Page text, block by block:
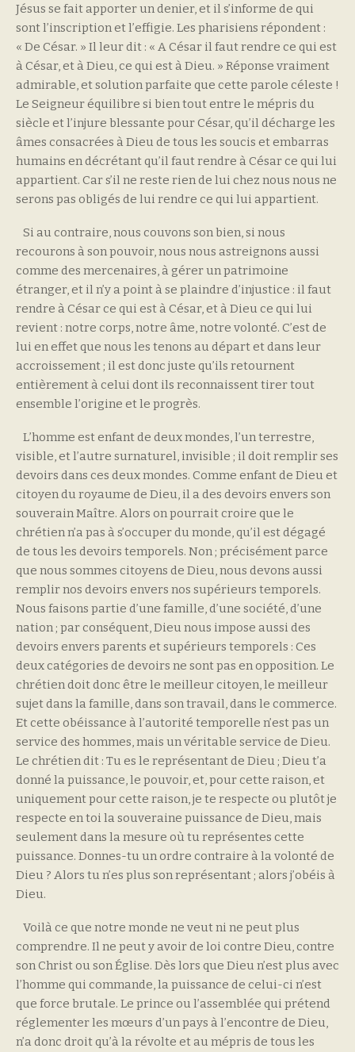
Jésus se fait apporter un denier, et il s’informe de qui
sont l’inscription et l’effigie. Les pharisiens répondent :
« De César. » Il leur dit : « A César il faut rendre ce qui est
à César, et à Dieu, ce qui est à Dieu. » Réponse vraiment
admirable, et solution parfaite que cette parole céleste !
Le Seigneur équilibre si bien tout entre le mépris du
siècle et l’injure blessante pour César, qu’il décharge les
âmes consacrées à Dieu de tous les soucis et embarras
humains en décrétant qu’il faut rendre à César ce qui lui
appartient. Car s’il ne reste rien de lui chez nous nous ne
serons pas obligés de lui rendre ce qui lui appartient.
Si au contraire, nous couvons son bien, si nous
recourons à son pouvoir, nous nous astreignons aussi
comme des mercenaires, à gérer un patrimoine
étranger, et il n’y a point à se plaindre d’injustice : il faut
rendre à César ce qui est à César, et à Dieu ce qui lui
revient : notre corps, notre âme, notre volonté. C’est de
lui en effet que nous les tenons au départ et dans leur
accroissement ; il est donc juste qu’ils retournent
entièrement à celui dont ils reconnaissent tirer tout
ensemble l’origine et le progrès.
L’homme est enfant de deux mondes, l’un terrestre,
visible, et l’autre surnaturel, invisible ; il doit remplir ses
devoirs dans ces deux mondes. Comme enfant de Dieu et
citoyen du royaume de Dieu, il a des devoirs envers son
souverain Maître. Alors on pourrait croire que le
chrétien n’a pas à s’occuper du monde, qu’il est dégagé
de tous les devoirs temporels. Non ; précisément parce
que nous sommes citoyens de Dieu, nous devons aussi
remplir nos devoirs envers nos supérieurs temporels.
Nous faisons partie d’une famille, d’une société, d’une
nation ; par conséquent, Dieu nous impose aussi des
devoirs envers parents et supérieurs temporels : Ces
deux catégories de devoirs ne sont pas en opposition. Le
chrétien doit donc être le meilleur citoyen, le meilleur
sujet dans la famille, dans son travail, dans le commerce.
Et cette obéissance à l’autorité temporelle n’est pas un
service des hommes, mais un véritable service de Dieu.
Le chrétien dit : Tu es le représentant de Dieu ; Dieu t’a
donné la puissance, le pouvoir, et, pour cette raison, et
uniquement pour cette raison, je te respecte ou plutôt je
respecte en toi la souveraine puissance de Dieu, mais
seulement dans la mesure où tu représentes cette
puissance. Donnes-tu un ordre contraire à la volonté de
Dieu ? Alors tu n’es plus son représentant ; alors j’obéis à
Dieu.
Voilà ce que notre monde ne veut ni ne peut plus
comprendre. Il ne peut y avoir de loi contre Dieu, contre
son Christ ou son Église. Dès lors que Dieu n’est plus avec
l’homme qui commande, la puissance de celui-ci n’est
que force brutale. Le prince ou l’assemblée qui prétend
réglementer les mœurs d’un pays à l’encontre de Dieu,
n’a donc droit qu’à la révolte et au mépris de tous les